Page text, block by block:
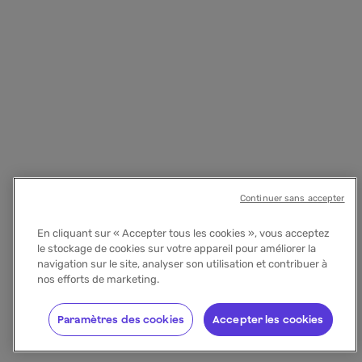
En cliquant sur « Accepter tous les cookies », vous acceptez
le stockage de cookies sur votre appareil pour améliorer la
navigation sur le site, analyser son utilisation et contribuer à
nos efforts de marketing.
Accepter les cookies
Paramètres des cookies
Continuer sans accepter